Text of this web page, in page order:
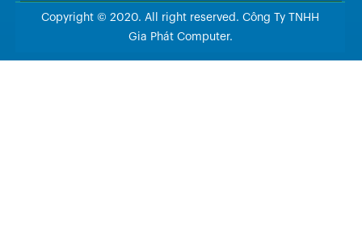
Copyright © 2020. All right reserved. Công Ty TNHH
Gia Phát Computer.